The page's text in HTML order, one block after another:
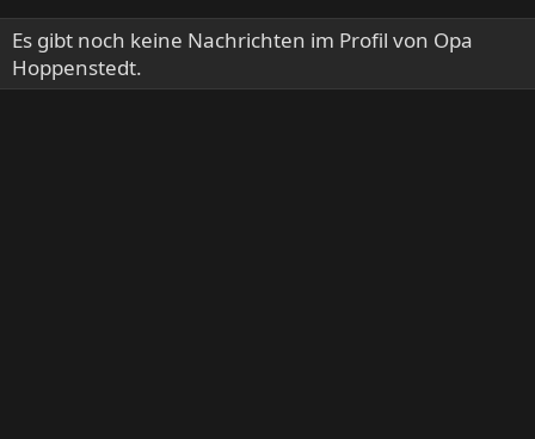
Es gibt noch keine Nachrichten im Profil von Opa
Hoppenstedt.